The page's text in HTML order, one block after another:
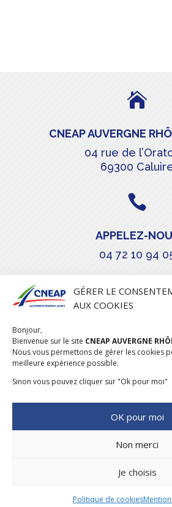
GÉRER LE
AUX COOKIES
Bonjour,
Bienvenue sur le site CNEAP AUVERGNE
Nous vous permettons de gérer les cookies
meilleure expérience possible.
Sinon vous pouvez cliquer sur "Ok pour moi"
OK pour moi
Non merci
Je choisis
Politique de cookies

CNEAP AUVERGNE
04 rue de
69300

APPELEZ-
04 72 10 94

LÉGALES–POLITIQUE